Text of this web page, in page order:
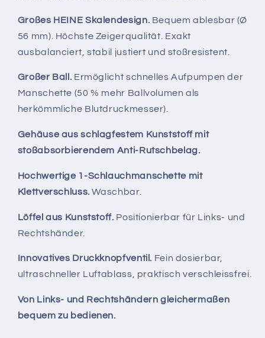
Großes HEINE Skalendesign. Bequem ablesbar (Ø
56 mm). Höchste Zeigerqualität. Exakt
ausbalanciert, stabil justiert und stoßresistent.
Großer Ball. Ermöglicht schnelles Aufpumpen der
Manschette (50 % mehr Ballvolumen als
herkömmliche Blutdruckmesser).
Gehäuse aus schlagfestem Kunststoff mit
stoßabsorbierendem Anti-Rutschbelag.
Hochwertige 1-Schlauchmanschette mit
Klettverschluss.Waschbar.
Löffel aus Kunststoff. Positionierbar für Links- und
Rechtshänder.
Innovatives Druckknopfventil. Fein dosierbar,
ultraschneller Luftablass, praktisch verschleissfrei.
Von Links- und Rechtshändern gleichermaßen
bequem zu bedienen.